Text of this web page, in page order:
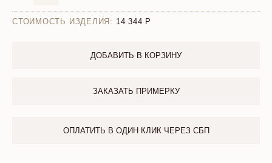
СТОИМОСТЬ ИЗДЕЛИЯ: 14 344
ДОБАВИТЬ В КОРЗИНУ
ЗАКАЗАТЬ ПРИМЕРКУ
ОПЛАТИТЬ В ОДИН КЛИК ЧЕРЕЗ СБП